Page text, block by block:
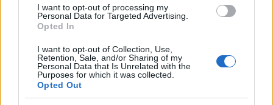
I want to opt-out of processing my
Personal Data for Targeted Advertising.
Opted In
I want to opt-out of Collection, Use,
Retention, Sale, and/or Sharing of my
Personal Data that Is Unrelated with the
Purposes for which it was collected.
Opted Out